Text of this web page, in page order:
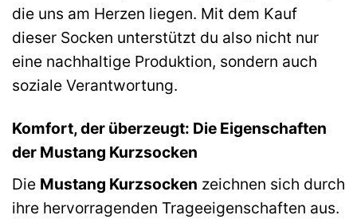
die uns am Herzen liegen. Mit dem Kauf
dieser Socken unterstützt du also nicht nur
eine nachhaltige Produktion, sondern auch
soziale Verantwortung.
Komfort, der überzeugt: Die Eigenschaften
der Mustang Kurzsocken
Die Mustang Kurzsocken zeichnen sich durch
ihre hervorragenden Trageeigenschaften aus.